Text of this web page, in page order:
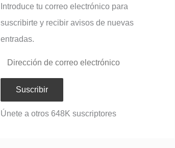
Introduce tu correo electrónico para
suscribirte y recibir avisos de nuevas
entradas.
Suscribir
Únete a otros 648K suscriptores